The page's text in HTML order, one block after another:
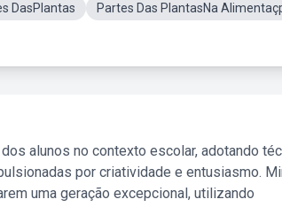
DasPlantas
Partes Das PlantasNa
alunos no contexto escolar, adotando
por criatividade e entusiasmo.
uma geração excepcional, utilizando